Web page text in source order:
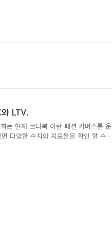
LTV.
는 현재 코디북 이란 패션 커머스를 운
다양한 수치와 지표들을 확인 할 수
를 현명하게 운영하는 것에 대하여 이
상 한정되어 있습니다.그리고 이 예산